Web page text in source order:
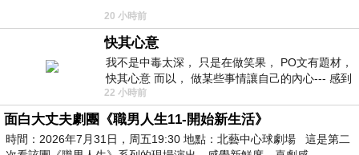
20 小時前
快其心意
我不是中毒太深， 只是在做笑果， PO文有題材，
快其心意 而以， 做某些事情讓自己的內心--- 感到
愉快。
22 小時前
面白大丈夫劇團《職男人生11-開始新生活》
時間：2026年7月31日，周五19:30 地點：北藝中心球劇場 這是第二